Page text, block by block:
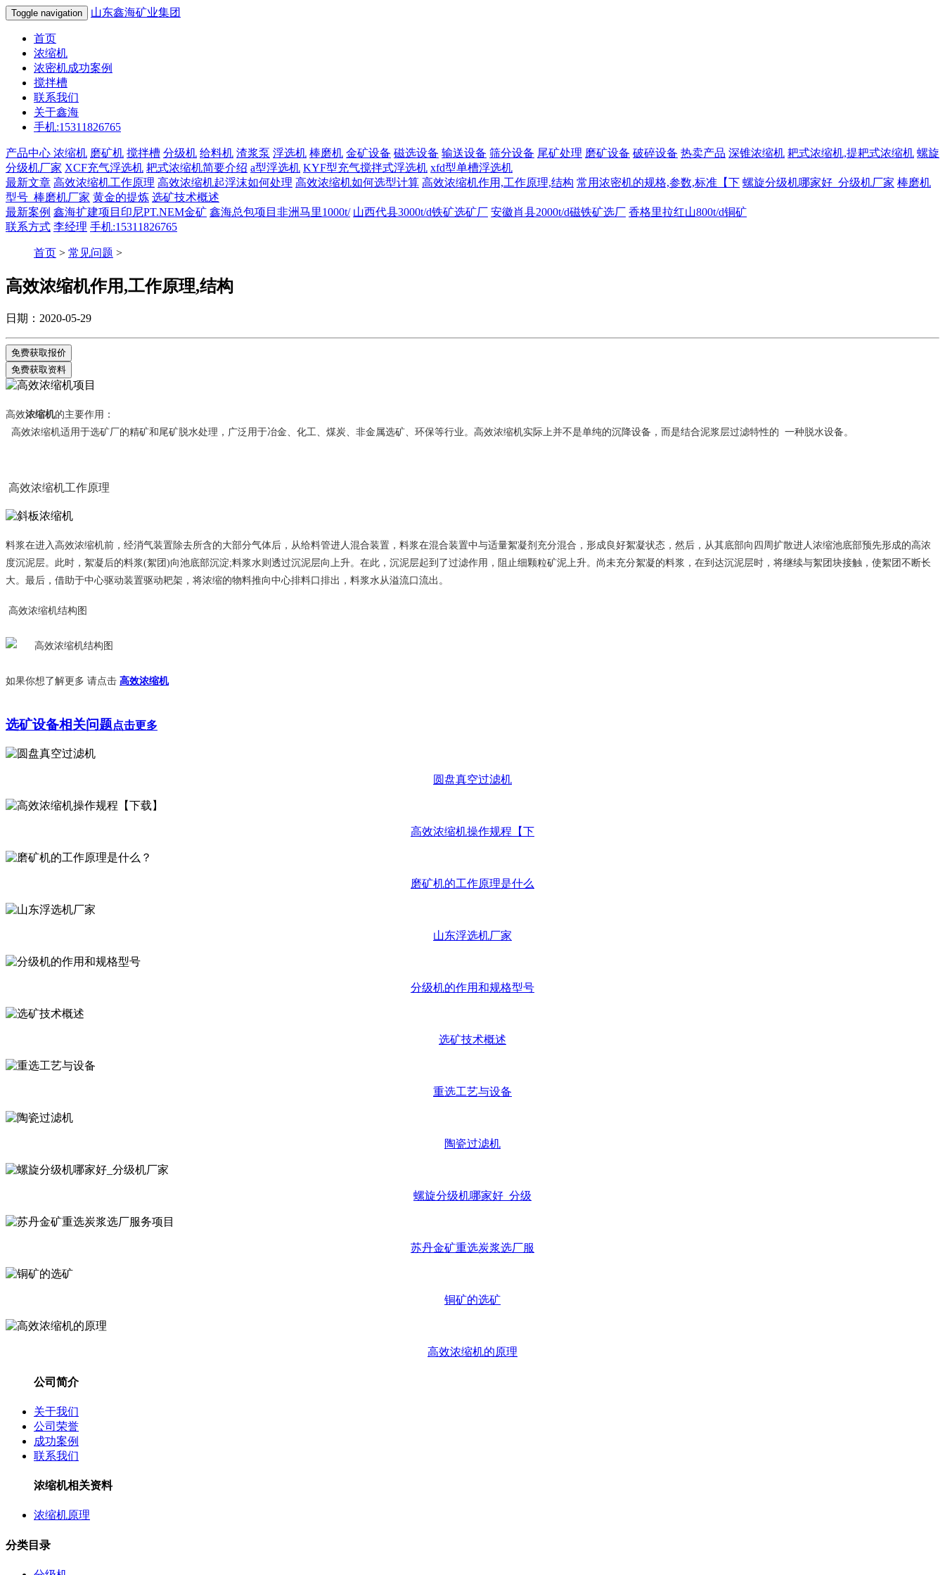
Toggle navigation 山东鑫海矿业集团
首页
浓缩机
浓密机成功案例
搅拌槽
联系我们
关于鑫海
手机:15311826765
产品中心 浓缩机 磨矿机 搅拌槽 分级机 给料机 渣浆泵 浮选机 棒磨机 金矿设备 磁选设备 输送设备 筛分设备 尾矿处理 磨矿设备 破碎设备 热卖产品 深锥浓缩机 耙式浓缩机,提耙式浓缩机 螺旋
分级机厂家 XCF充气浮选机 耙式浓缩机简要介绍 a型浮选机 KYF型充气搅拌式浮选机 xfd型单槽浮选机
最新文章 高效浓缩机工作原理 高效浓缩机起浮沫如何处理 高效浓缩机如何选型计算 高效浓缩机作用,工作原理,结构 常用浓密机的规格,参数,标准【下 螺旋分级机哪家好_分级机厂家 棒磨机
型号_棒磨机厂家 黄金的提炼 选矿技术概述
最新案例 鑫海扩建项目印尼PT.NEM金矿 鑫海总包项目非洲马里1000t/ 山西代县3000t/d铁矿选矿厂 安徽肖县2000t/d磁铁矿选厂 香格里拉红山800t/d铜矿
联系方式 李经理 手机:15311826765
首页 > 常见问题 >
高效浓缩机作用,工作原理,结构
日期：2020-05-29
免费获取报价
免费获取资料
高效浓缩机的主要作用：
高效浓缩机适用于选矿厂的精矿和尾矿脱水处理，广泛用于冶金、化工、煤炭、非金属选矿、环保等行业。高效浓缩机实际上并不是单纯的沉降设备，而是结合泥浆层过滤特性的 一种脱水设备。
高效浓缩机工作原理
料浆在进入高效浓缩机前，经消气装置除去所含的大部分气体后，从给料管进人混合装置，料浆在混合装置中与适量絮凝剂充分混合，形成良好絮凝状态，然后，从其底部向四周扩散进人浓缩池底部预先形成的高浓
度沉泥层。此时，絮凝后的料浆(絮团)向池底部沉淀;料浆水则透过沉泥层向上升。在此，沉泥层起到了过滤作用，阻止细颗粒矿泥上升。尚未充分絮凝的料浆，在到达沉泥层时，将继续与絮团块接触，使絮团不断长
大。最后，借助于中心驱动装置驱动耙架，将浓缩的物料推向中心排料口排出，料浆水从溢流口流出。
高效浓缩机结构图
如果你想了解更多 请点击 高效浓缩机
选矿设备相关问题点击更多
圆盘真空过滤机
高效浓缩机操作规程【下
磨矿机的工作原理是什么
山东浮选机厂家
分级机的作用和规格型号
选矿技术概述
重选工艺与设备
陶瓷过滤机
螺旋分级机哪家好_分级
苏丹金矿重选炭浆选厂服
铜矿的选矿
高效浓缩机的原理
公司简介
关于我们
公司荣誉
成功案例
联系我们
浓缩机相关资料
浓缩机原理
分类目录